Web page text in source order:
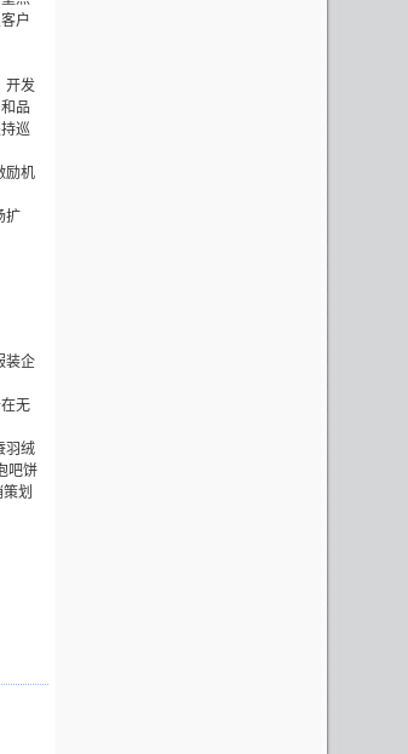
户
开发
品
巡
励机
扩
装企
无
羽绒
吧饼
划